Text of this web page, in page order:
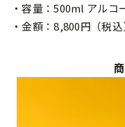
・容量：500ml アルコ
・⾦額：8,800円（税込